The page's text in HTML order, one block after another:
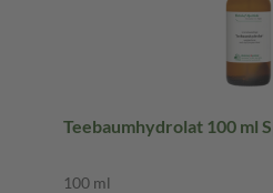
Teebaumhydrolat 100 ml
100 ml